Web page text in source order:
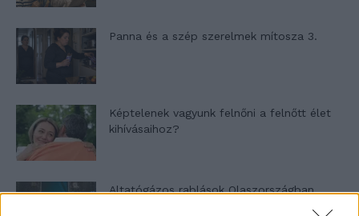
Panna és a szép szerelmek mítosza 3.
Képtelenek vagyunk felnőni a felnőtt élet
kihívásaihoz?
Altatógázos rablások Olaszországban